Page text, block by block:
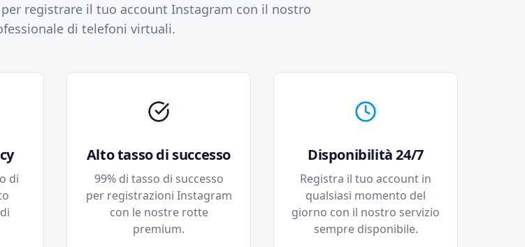
registrare il tuo account Instagram con il nostro
di telefoni virtuali.
di
Alto tasso di successo
99% di tasso di successo
per registrazioni Instagram
con le nostre rotte
premium.
Disponibilità 24/7
Registra il tuo account in
qualsiasi momento del
giorno con il nostro servizio
sempre disponibile.